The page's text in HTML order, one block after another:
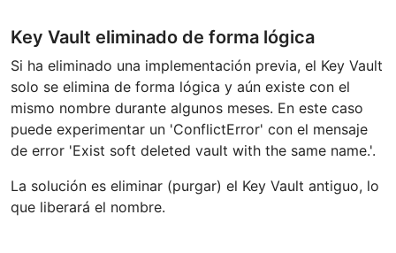
Key Vault eliminado de forma lógica
Si ha eliminado una implementación previa, el Key Vault
solo se elimina de forma lógica y aún existe con el
mismo nombre durante algunos meses. En este caso
puede experimentar un 'ConflictError' con el mensaje
de error 'Exist soft deleted vault with the same name.'.
La solución es eliminar (purgar) el Key Vault antiguo, lo
que liberará el nombre.